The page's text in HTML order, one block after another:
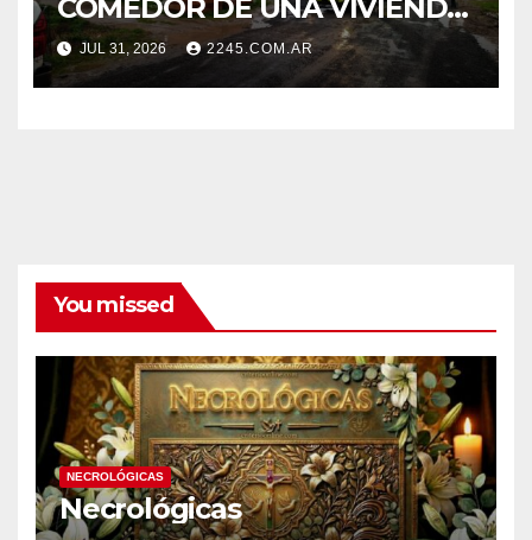
COMEDOR DE UNA VIVIENDA
FUE CONTROLADO POR
BOMBEROS
JUL 31, 2026 2245.COM.AR
You missed
NECROLÓGICAS
Necrológicas